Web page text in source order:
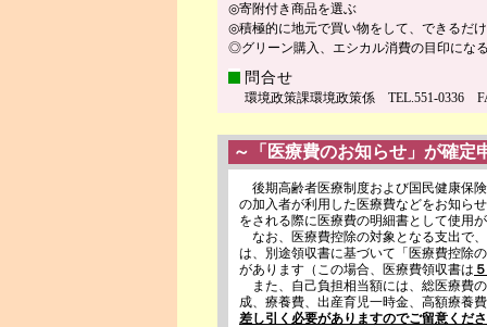
◎寄附付き商品を選ぶ
◎積極的に地元で買い物をして、できるだ
◎グリーン購入、エシカル消費の目印にな
問合せ
環境政策課環境政策係 TEL.551-0336
～「医療費のお知らせ」が確定
後期高齢者医療制度および国民健康保
の加入者が利用した医療費などをお知ら
をされる際に医療費の明細書として使用
なお、医療費控除の対象となる支出で
は、別途領収書に基づいて「医療費控除
があります（この場合、医療費領収書は
また、自己負担相当額には、総医療費
成、療養費、出産育児一時金、高額療養
差し引く必要がありますのでご留意くだ